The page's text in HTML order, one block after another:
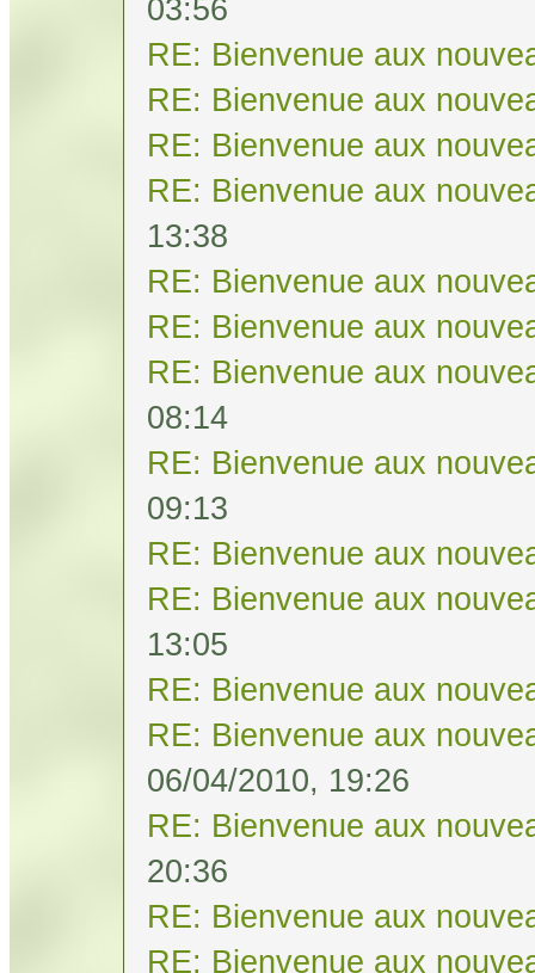
03:56
RE: Bienvenue aux
RE: Bienvenue aux
RE: Bienvenue aux
RE: Bienvenue aux
13:38
RE: Bienvenue aux
RE: Bienvenue aux
RE: Bienvenue aux
08:14
RE: Bienvenue aux
09:13
RE: Bienvenue aux
RE: Bienvenue aux
13:05
RE: Bienvenue aux
RE: Bienvenue aux
06/04/2010, 19:26
RE: Bienvenue aux
20:36
RE: Bienvenue aux
RE: Bienvenue aux